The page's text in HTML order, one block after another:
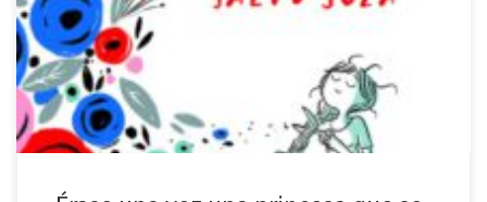
en torno a este movimiento. Es de agradecer, ya que, por primera
vez, la mujer con sus preocupaciones, sus reclamos y sus derechos
está en el epicentro […]